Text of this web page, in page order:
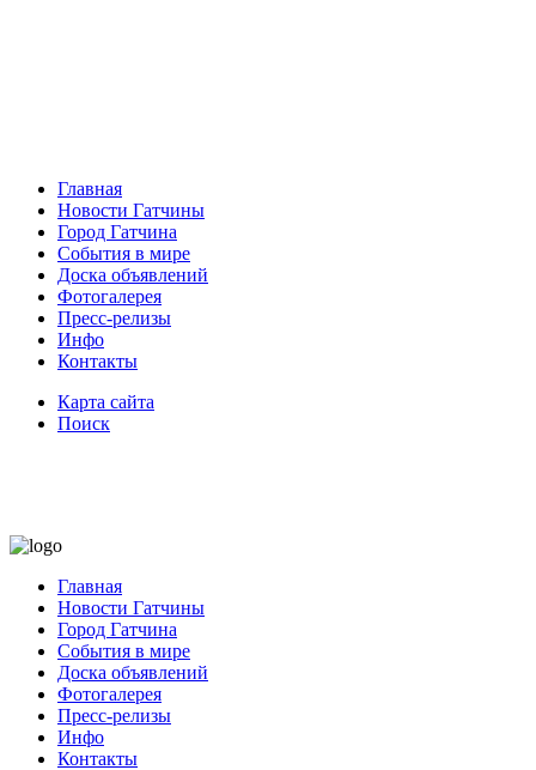
Главная
Новости Гатчины
Город Гатчина
События в мире
Доска объявлений
Фотогалерея
Пресс-релизы
Инфо
Контакты
Карта сайта
Поиск
Главная
Новости Гатчины
Город Гатчина
События в мире
Доска объявлений
Фотогалерея
Пресс-релизы
Инфо
Контакты